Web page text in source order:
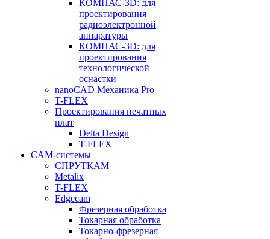
КОМПАС-3D: для
проектирования
радиоэлектронной
аппаратуры
КОМПАС-3D: для
проектирования
технологической
оснастки
nanoCAD Механика Pro
T-FLEX
Проектирования печатных
плат
Delta Design
T-FLEX
CAM-системы
СПРУТКAM
Metalix
T-FLEX
Edgecam
Фрезерная обработка
Токарная обработка
Токарно-фрезерная